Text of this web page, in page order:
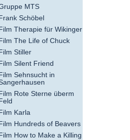
MTS
Schöbel
Therapie für Wikinger
The Life of Chuck
Stiller
Silent Friend
Sehnsucht in
Rote Sterne überm
Karla
Hundreds of Beavers
How to Make a Killing